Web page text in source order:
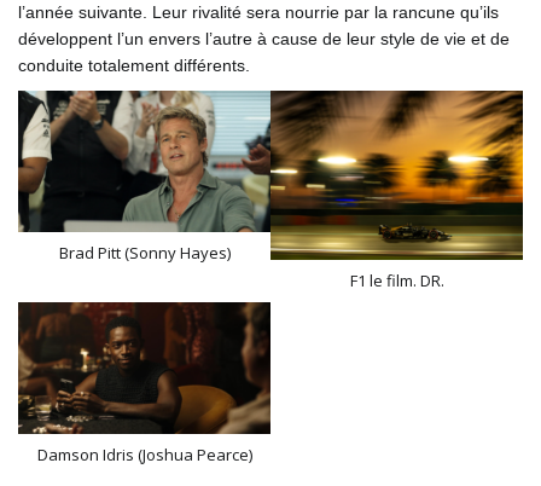
l’année suivante. Leur rivalité sera nourrie par la rancune qu’ils
développent l’un envers l’autre à cause de leur style de vie et de
conduite totalement différents.
Brad Pitt (Sonny Hayes)
F1 le film. DR.
Damson Idris (Joshua Pearce)